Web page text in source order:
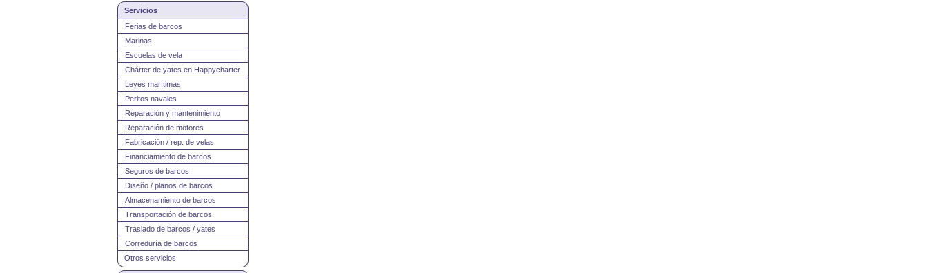
Servicios
Ferias de barcos
Marinas
Escuelas de vela
Chárter de yates en Happycharter
Leyes marítimas
Peritos navales
Reparación y mantenimiento
Reparación de motores
Fabricación / rep. de velas
Financiamiento de barcos
Seguros de barcos
Diseño / planos de barcos
Almacenamiento de barcos
Transportación de barcos
Traslado de barcos / yates
Correduría de barcos
Otros servicios